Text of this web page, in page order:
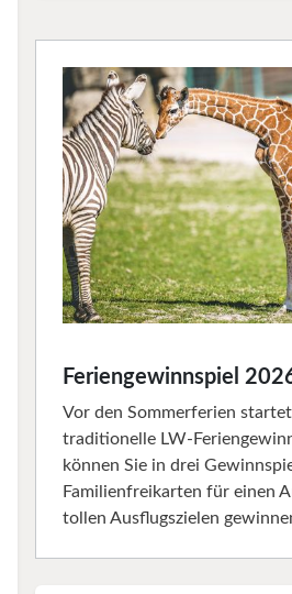
Feriengewinnspiel
Vor den Sommerferien
traditionelle LW-
können Sie in drei
Familienfreikarten für einen
tollen Ausflugszielen